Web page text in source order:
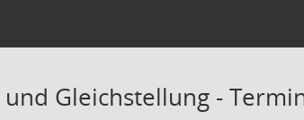
Gleichstellung -